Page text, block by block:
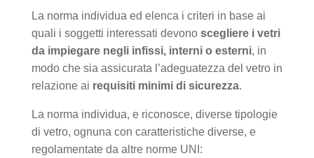
La norma individua ed elenca i criteri in base ai
quali i soggetti interessati devono scegliere i vetri
da impiegare negli infissi, interni o esterni, in
modo che sia assicurata l’adeguatezza del vetro in
relazione ai requisiti minimi di sicurezza.
La norma individua, e riconosce, diverse tipologie
di vetro, ognuna con caratteristiche diverse, e
regolamentate da altre norme UNI: